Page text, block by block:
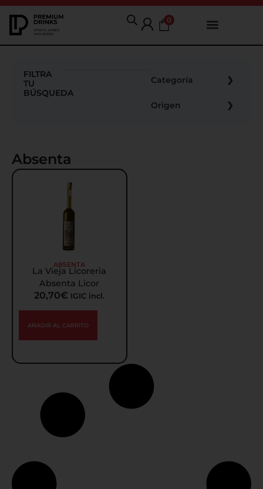
0
FILTRA
TU
BÚSQUEDA
Categoría
Origen
Absenta
ABSENTA
La Vieja Licoreria
Absenta Licor
20,70€ IGIC incl.
AÑADIR AL CARRITO